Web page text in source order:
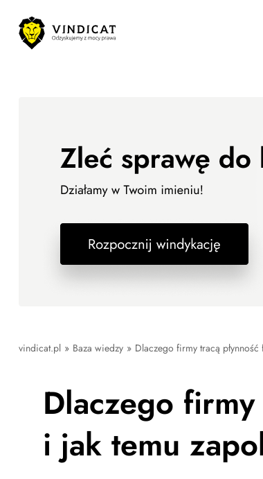
vindicat.pl » Baza wiedzy » Dlaczego firmy tracą
Dlaczego firmy
i jak temu